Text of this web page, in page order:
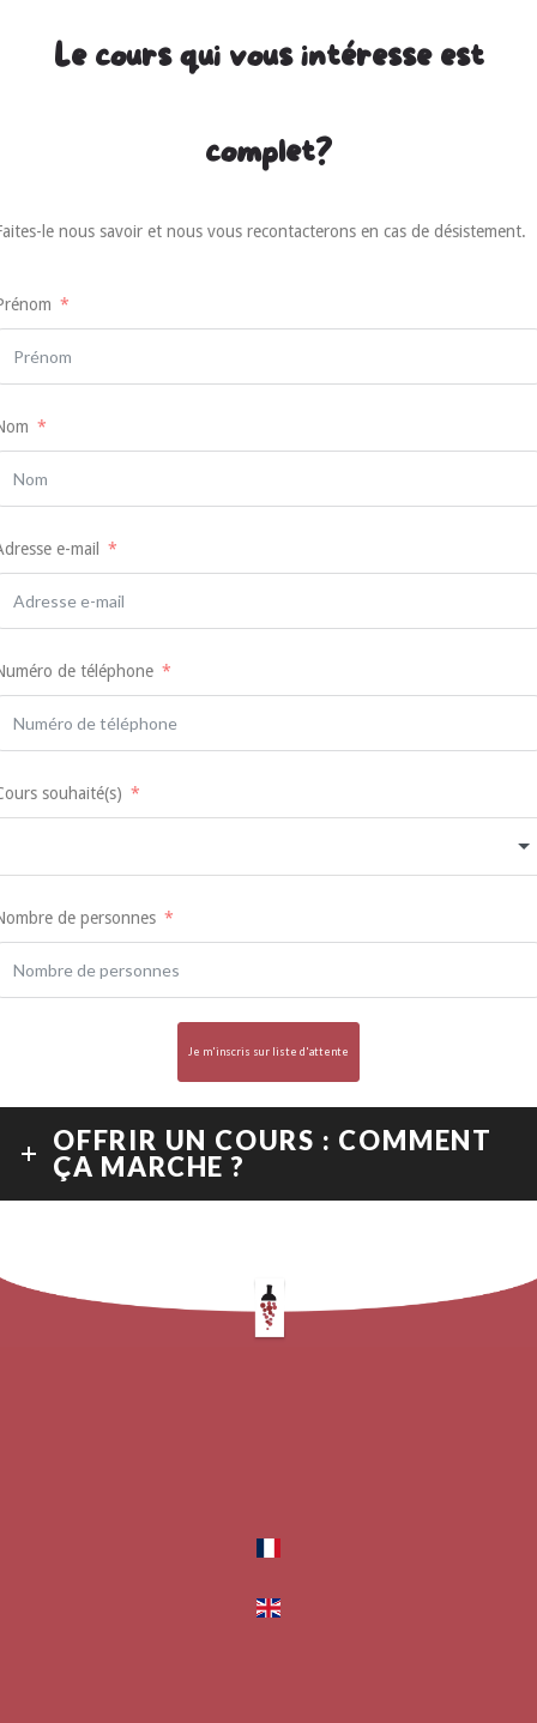
Le cours qui vous intéresse est
complet?
le nous savoir et nous vous recontacterons en cas de désistement.
e-mail
de téléphone
souhaité(s)
de personnes
Je m'inscris sur liste d'attente
OFFRIR UN COURS : COMMENT
ÇA MARCHE ?